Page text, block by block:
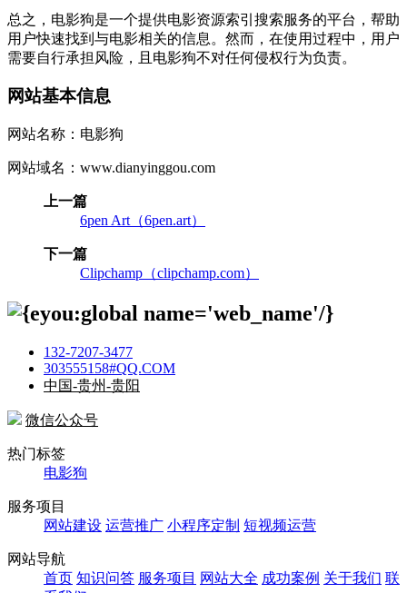
总之，电影狗是一个提供电影资源索引搜索服务的平台，帮助
用户快速找到与电影相关的信息。然而，在使用过程中，用户
需要自行承担风险，且电影狗不对任何侵权行为负责。
网站基本信息
网站名称：电影狗
网站域名：www.dianyinggou.com
上一篇
6pen Art（6pen.art）
下一篇
Clipchamp（clipchamp.com）
132-7207-3477
303555158#QQ.COM
中国-贵州-贵阳
微信公众号
热门标签
电影狗
服务项目
网站建设 运营推广 小程序定制 短视频运营
网站导航
首页 知识问答 服务项目 网站大全 成功案例 关于我们 联